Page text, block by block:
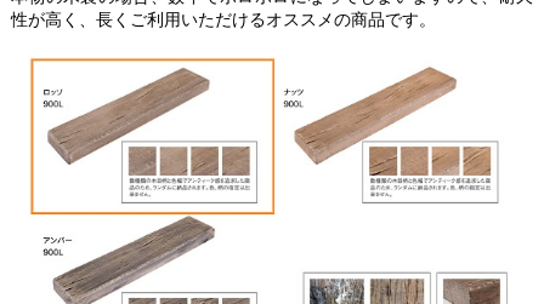
性が高く、長くご利用いただけるオススメの商品です。